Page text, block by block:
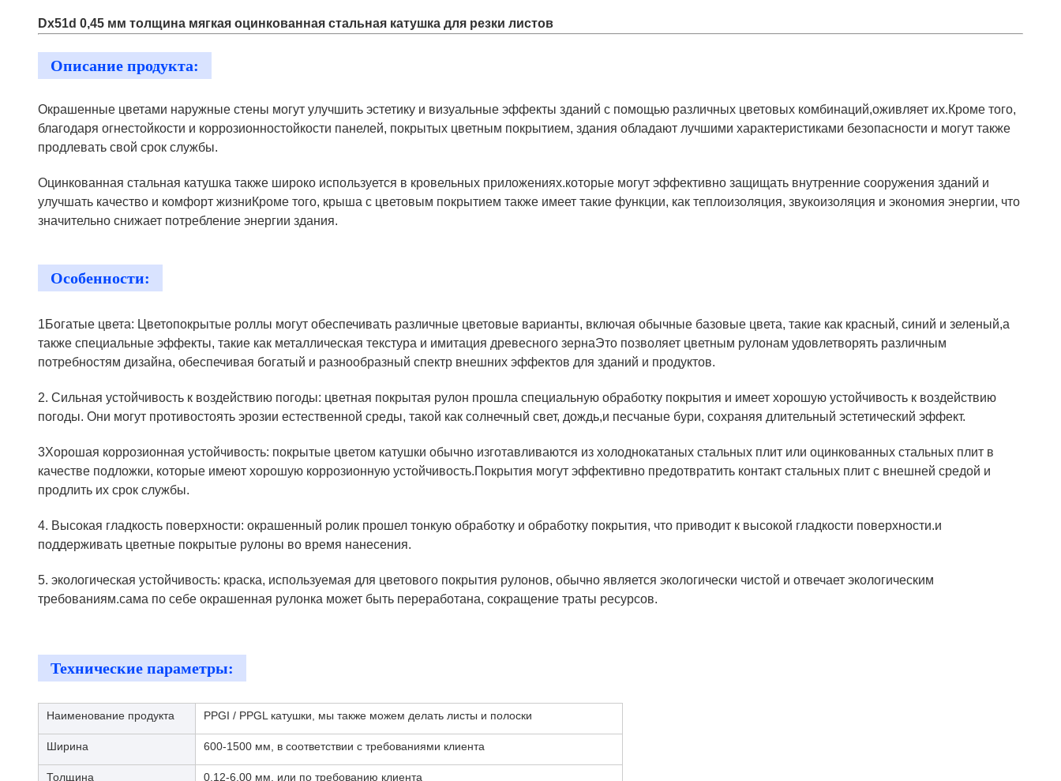
Dx51d 0,45 мм толщина мягкая оцинкованная стальная катушка для резки листов
Описание продукта:
Окрашенные цветами наружные стены могут улучшить эстетику и визуальные эффекты зданий с помощью различных цветовых комбинаций,оживляет их.Кроме того,
благодаря огнестойкости и коррозионностойкости панелей, покрытых цветным покрытием, здания обладают лучшими характеристиками безопасности и могут также
продлевать свой срок службы.
Оцинкованная стальная катушка также широко используется в кровельных приложениях.которые могут эффективно защищать внутренние сооружения зданий и
улучшать качество и комфорт жизниКроме того, крыша с цветовым покрытием также имеет такие функции, как теплоизоляция, звукоизоляция и экономия энергии, что
значительно снижает потребление энергии здания.
Особенности:
1Богатые цвета: Цветопокрытые роллы могут обеспечивать различные цветовые варианты, включая обычные базовые цвета, такие как красный, синий и зеленый,а
также специальные эффекты, такие как металлическая текстура и имитация древесного зернаЭто позволяет цветным рулонам удовлетворять различным
потребностям дизайна, обеспечивая богатый и разнообразный спектр внешних эффектов для зданий и продуктов.
2. Сильная устойчивость к воздействию погоды: цветная покрытая рулон прошла специальную обработку покрытия и имеет хорошую устойчивость к воздействию
погоды. Они могут противостоять эрозии естественной среды, такой как солнечный свет, дождь,и песчаные бури, сохраняя длительный эстетический эффект.
3Хорошая коррозионная устойчивость: покрытые цветом катушки обычно изготавливаются из холоднокатаных стальных плит или оцинкованных стальных плит в
качестве подложки, которые имеют хорошую коррозионную устойчивость.Покрытия могут эффективно предотвратить контакт стальных плит с внешней средой и
продлить их срок службы.
4. Высокая гладкость поверхности: окрашенный ролик прошел тонкую обработку и обработку покрытия, что приводит к высокой гладкости поверхности.и
поддерживать цветные покрытые рулоны во время нанесения.
5. экологическая устойчивость: краска, используемая для цветового покрытия рулонов, обычно является экологически чистой и отвечает экологическим
требованиям.сама по себе окрашенная рулонка может быть переработана, сокращение траты ресурсов.
Технические параметры:
Наименование продукта PPGI / PPGL катушки, мы также можем делать листы и полоски
Ширина 600-1500 мм, в соответствии с требованиями клиента
Толщина 0.12-6.00 мм, или по требованию клиента